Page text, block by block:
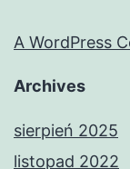
A WordPress
Archives
sierpień 2025
listopad 2022